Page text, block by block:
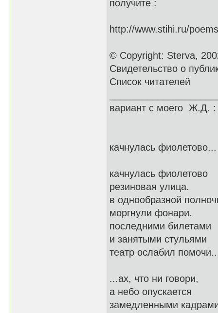
получите :
http://www.stihi.ru/
© Copyright: Sterva,
Свидетельство о
Список читателей
вариант с моего Ж.Д. :
качнулась
качнулась фиолетово
резиновая улица.
в однообразной
моргнули фонари.
последними билетами
и занятыми стульями
театр ослабил
...ах, что ни говори,
а небо опускается
замедленными